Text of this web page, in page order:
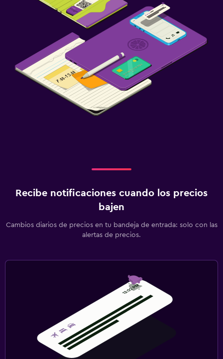
Recibe notificaciones cuando los precios
bajen
Cambios diarios de precios en tu bandeja de entrada: solo con las
alertas de precios.